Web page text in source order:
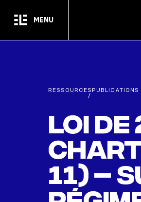
MENU
RESSOURCES
/
PUBLICATIONS
Loi
11) –